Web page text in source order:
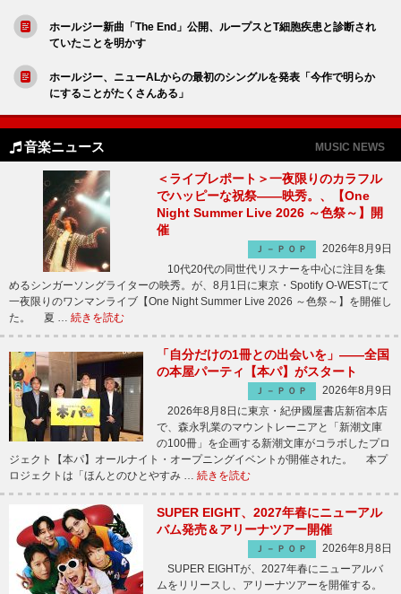
ホールジー新曲「The End」公開、ループスとT細胞疾患と診断され
ていたことを明かす
ホールジー、ニューALからの最初のシングルを発表「今作で明らか
にすることがたくさんある」
音楽ニュース MUSIC NEWS
＜ライブレポート＞一夜限りのカラフル
でハッピーな祝祭――映秀。、【One
Night Summer Live 2026 ～色祭～】開
催
Ｊ－ＰＯＰ
2026年8月9日
10代20代の同世代リスナーを中心に注目を集
めるシンガーソングライターの映秀。が、8月1日に東京・Spotify O-WESTにて
一夜限りのワンマンライブ【One Night Summer Live 2026 ～色祭～】を開催し
た。 夏 … 続きを読む
「自分だけの1冊との出会いを」――全国
の本屋パーティ【本パ】がスタート
Ｊ－ＰＯＰ
2026年8月9日
2026年8月8日に東京・紀伊國屋書店新宿本店
で、森永乳業のマウントレーニアと「新潮文庫
の100冊」を企画する新潮文庫がコラボしたプロ
ジェクト【本パ】オールナイト・オープニングイベントが開催された。 本プ
ロジェクトは「ほんとのひとやすみ … 続きを読む
SUPER EIGHT、2027年春にニューアル
バム発売＆アリーナツアー開催
Ｊ－ＰＯＰ
2026年8月8日
SUPER EIGHTが、2027年春にニューアルバ
ムをリリースし、アリーナツアーを開催する。